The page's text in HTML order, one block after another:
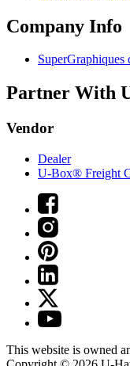
Company Info
SuperGraphiques
Partner With
Vendor
Dealer
U-Box® Freight
This website is owned